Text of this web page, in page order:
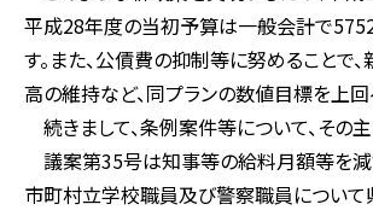
平成28年度の当初予算は一般会計で
す。また、公債費の抑制等に努めること
高の維持など、同プランの数値目標を上
続きまして、条例案件等について、その
議案第35号は知事等の給料月額等を減
市町村立学校職員及び警察職員につい